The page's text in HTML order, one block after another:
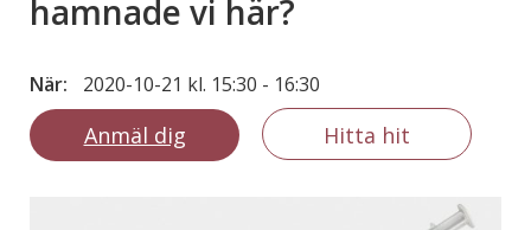
hamnade vi här?
När: 2020-10-21 kl. 15:30 - 16:30
Anmäl dig Hitta hit